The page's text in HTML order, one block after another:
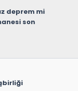
deprem mi
son